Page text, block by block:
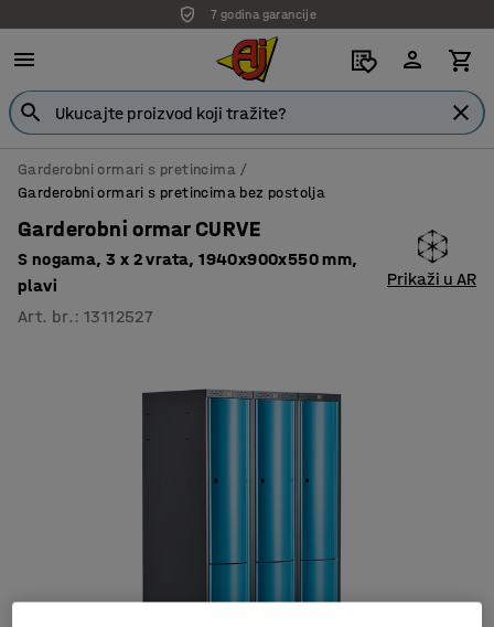
7 godina garancije
Garderobni ormari s pretincima
Garderobni ormari s pretincima bez postolja
Garderobni ormar CURVE
S nogama, 3 x 2 vrata, 1940x900x550 mm,
plavi
Art. br. :13112527
Prikaži u AR